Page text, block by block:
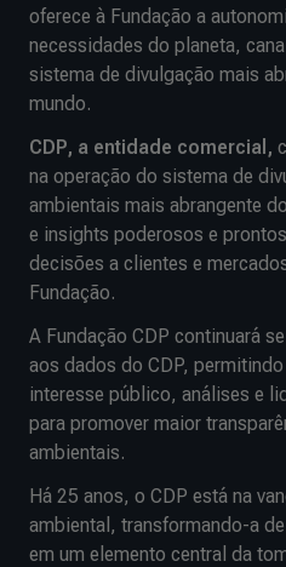
oferece à Fundação a
necessidades do planeta,
sistema de divulgação mais
mundo.
CDP, a entidade comercial,
na operação do sistema de
ambientais mais abrangente
e insights poderosos e
decisões a clientes e
Fundação.
A Fundação CDP continuará
aos dados do CDP,
interesse público, análises e
para promover maior
ambientais.
Há 25 anos, o CDP está na
ambiental, transformando-a
em um elemento central da